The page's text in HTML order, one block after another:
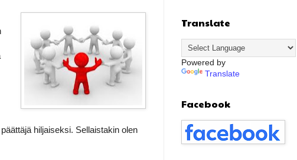
hiljaiseksi. Sellaistakin olen
Translate
Powered by
Translate
Facebook